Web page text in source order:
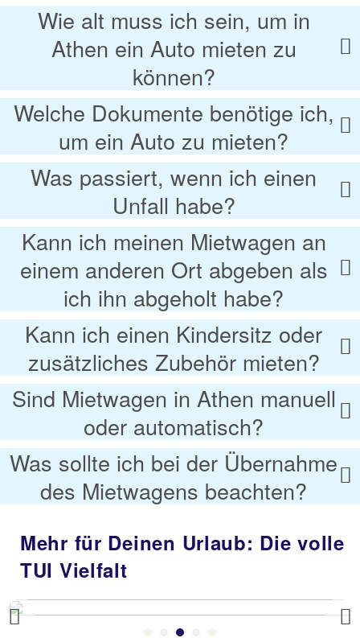
Wie alt muss ich sein, um in
Athen ein Auto mieten zu
können?
Welche Dokumente benötige ich,
um ein Auto zu mieten?
Was passiert, wenn ich einen
Unfall habe?
Kann ich meinen Mietwagen an
einem anderen Ort abgeben als
ich ihn abgeholt habe?
Kann ich einen Kindersitz oder
zusätzliches Zubehör mieten?
Sind Mietwagen in Athen manuell
oder automatisch?
Was sollte ich bei der Übernahme
des Mietwagens beachten?
Mehr für Deinen Urlaub: Die volle
TUI Vielfalt
Previous